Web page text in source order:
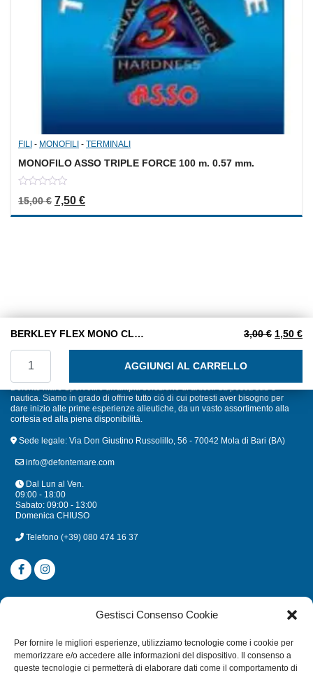
Gestisci Consenso Cookie
Per fornire le migliori esperienze, utilizziamo tecnologie come i cookie per
memorizzare e/o accedere alle informazioni del dispositivo. Il consenso a
queste tecnologie ci permetterà di elaborare dati come il comportamento di
FILI - MONOFILI - TERMINALI
MONOFILO ASSO TRIPLE FORCE 100 m. 0.57 mm.
out
15,00€ Il prezzo originale era: 15,00 €.
7,50 €Il prezzo attuale è: 7,50 €.
BERKLEY FLEX MONO CLEAR mm. 0,25 150 m. 3,00€ Il
1,50 €Il
AGGIUNGI AL CARRELLO
nautica. Siamo in grado di offrire tutto ciò di cui potresti aver bisogno per
dare inizio alle prime esperienze alieutiche, da un vasto assortimento alla
cortesia ed alla piena disponibilità.
Sede legale: Via Don Giustino Russolillo, 56 - 70042 Mola di Bari (BA)
info@defontemare.com
Dal Lun al Ven.
09:00 - 18:00
Sabato: 09:00 - 13:00
Domenica CHIUSO
Telefono (+39) 080 474 16 37
CATEGORIE
MULINELLI
CANNE